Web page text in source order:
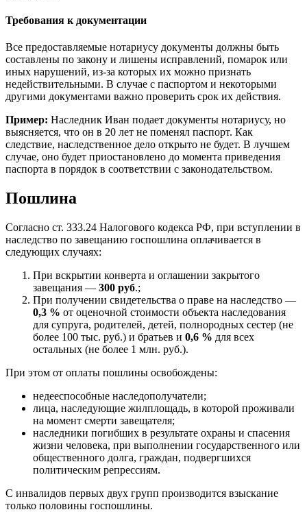
Требования к документации
Все предоставляемые нотариусу документы должны быть
составлены по закону и лишены исправлений, помарок или
иных нарушений, из-за которых их можно признать
недействительными. В случае с паспортом и некоторыми
другими документами важно проверить срок их действия.
Пример: Наследник Иван подает документы нотариусу, но
выясняется, что он в 20 лет не поменял паспорт. Как
следствие, наследственное дело открыто не будет. В лучшем
случае, оно будет приостановлено до момента приведения
паспорта в порядок в соответствии с законодательством.
Пошлина
Согласно ст. 333.24 Налогового кодекса РФ, при вступлении в
наследство по завещанию госпошлина оплачивается в
следующих случаях:
При вскрытии конверта и оглашении закрытого
завещания — 300 руб.;
При получении свидетельства о праве на наследство —
0,3 % от оценочной стоимости объекта наследования
для супруга, родителей, детей, полнородных сестер (не
более 100 тыс. руб.) и братьев и 0,6 % для всех
остальных (не более 1 млн. руб.).
При этом от оплаты пошлины освобождены:
недееспособные наследополучатели;
лица, наследующие жилплощадь, в которой проживали
на момент смерти завещателя;
наследники погибших в результате охраны и спасения
жизни человека, при выполнении государственного или
общественного долга, граждан, подвергшихся
политическим репрессиям.
С инвалидов первых двух групп производится взыскание
только половины госпошлины.